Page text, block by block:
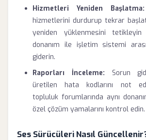
Hizmetleri Yeniden Başlatma:
hizmetlerini durdurup tekrar
yeniden yüklenmesini
donanım ile işletim sistemi
giderin.
Raporları İnceleme: Sorun
üretilen hata kodlarını not
topluluk forumlarında aynı
özel çözüm yamalarını kontrol edin.
Ses Sürücüleri Nasıl